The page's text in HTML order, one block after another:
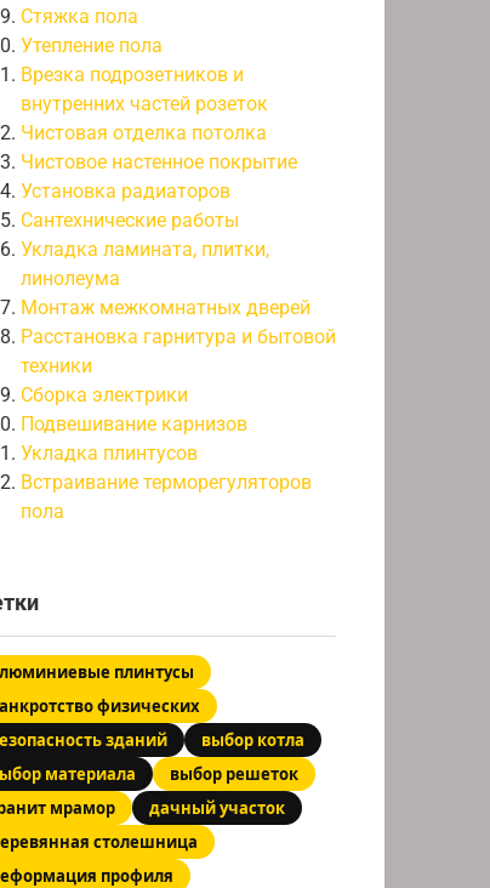
Стяжка пола
Утепление пола
Врезка подрозетников и
внутренних частей розеток
Чистовая отделка потолка
Чистовое настенное покрытие
Установка радиаторов
Сантехнические работы
Укладка ламината, плитки,
линолеума
Монтаж межкомнатных дверей
Расстановка гарнитура и бытовой
техники
Сборка электрики
Подвешивание карнизов
Укладка плинтусов
Встраивание терморегуляторов
пола
плинтусы
физических
зданий
выбор котла
материала
выбор решеток
мрамор
дачный участок
столешница
профиля